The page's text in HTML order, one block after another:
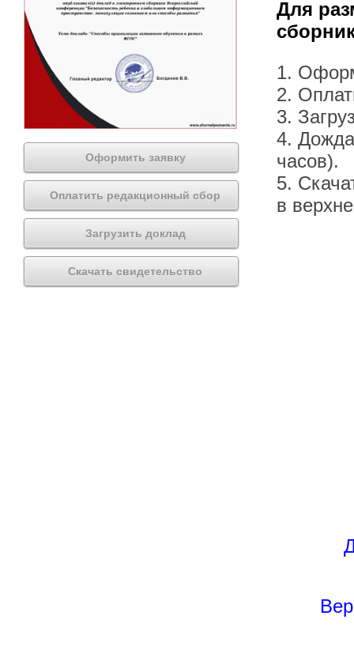
Оформить заявку
Оплатить редакционный сбор
Загрузить доклад
Скачать свидетельство
Для
1.
2.
3.
4.
часов).
5.
в